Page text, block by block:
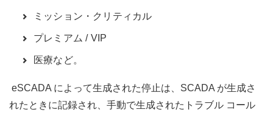
ミッション・クリティカル
プレミアム / VIP
医療など。
eSCADA によって生成された停止は、SCADA が生成さ
れたときに記録され、手動で生成されたトラブル コール